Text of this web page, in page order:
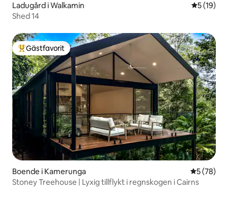
Ladugård i Walkamin 5 av 5 i
5 (19)
Shed 14
Populär gästfavorit
Gästfavorit
Boende i Kamerunga 5 av 5 i
5 (78)
Stoney Treehouse | Lyxig tillflykt i regnskogen i Cairns